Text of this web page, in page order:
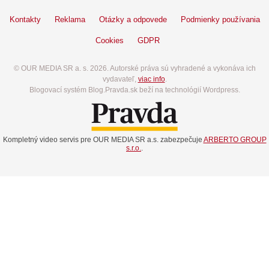
Kontakty Reklama Otázky a odpovede Podmienky používania
Cookies GDPR
© OUR MEDIA SR a. s. 2026. Autorské práva sú vyhradené a vykonáva ich
vydavateľ, viac info.
Blogovací systém Blog.Pravda.sk beží na technológií Wordpress.
Kompletný video servis pre OUR MEDIA SR a.s. zabezpečuje ARBERTO GROUP
s.r.o..